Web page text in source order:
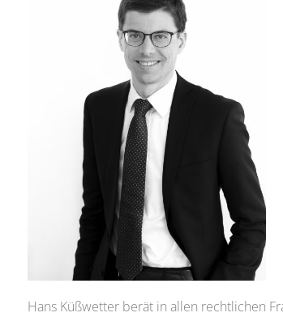
Hans Küßwetter berät in allen rechtlichen